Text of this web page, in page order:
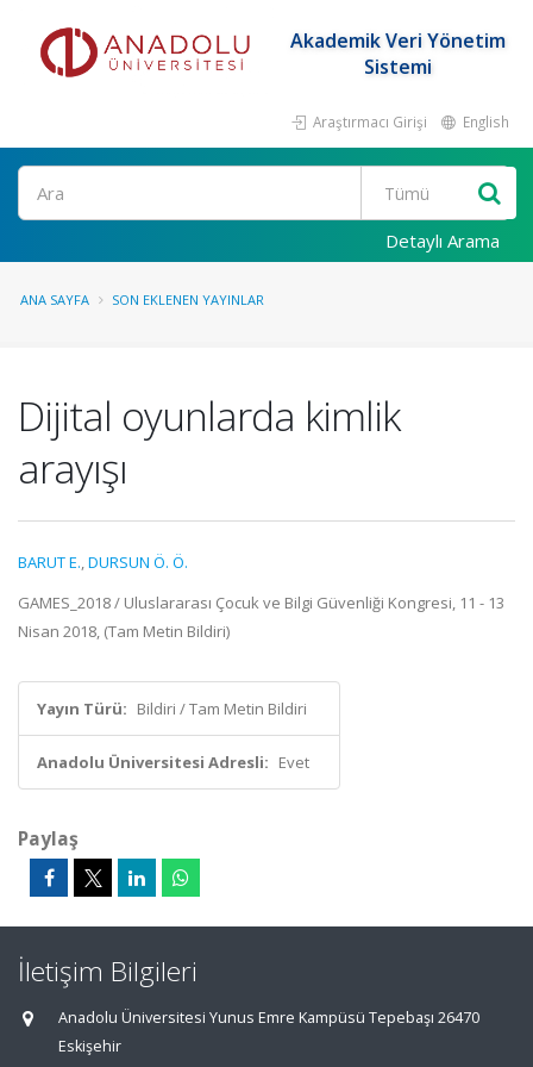
Akademik Veri Yönetim
Sistemi
Araştırmacı Girişi English
Ara
Detaylı Arama
ANA SAYFA SON EKLENEN YAYINLAR
Dijital oyunlarda kimlik
arayışı
BARUT E.,DURSUN Ö. Ö.
GAMES_2018 / Uluslararası Çocuk ve Bilgi Güvenliği Kongresi, 11 - 13
Nisan 2018, (Tam Metin Bildiri)
Yayın Türü: Bildiri / Tam Metin Bildiri
Anadolu Üniversitesi Adresli: Evet
Paylaş
İletişim Bilgileri
Anadolu Üniversitesi Yunus Emre Kampüsü Tepebaşı 26470
Eskişehir